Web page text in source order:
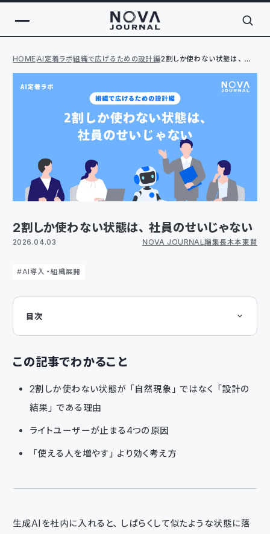
HOMEAI定着ラボ組織で広げるための設計編2割しか使わない状態は、社
2割しか使わない状態は、社員のせいじゃない
2026.04.03 NOVA JOURNAL編集長 木本 東賢
AI導入・組織展開
目次
この状態は「途中経過」ではなく、固定化しやすい
っている
まとめ
この記事でわかること
2割しか使わない状態が「自然現象」ではなく「設計の
結果」である理由
ライトユーザーが止まる4つの原因
「使える人を増やす」より効く考え方
生成AIを社内に入れると、しばらくして似たような状態に落